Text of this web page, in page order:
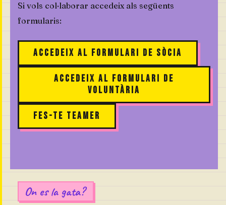
Si vols col·laborar accedeix als següents
formularis:
Accedeix al formulari de sòcia
Accedeix al formulari de
voluntària
Fes-te TEAMER
On es la gata?